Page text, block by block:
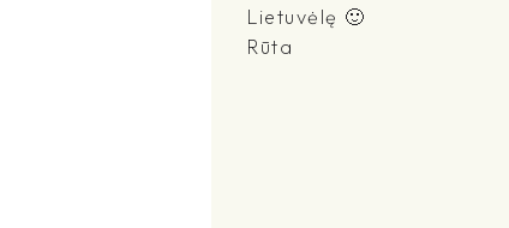
Lietuvėlę 🙂
Rūta